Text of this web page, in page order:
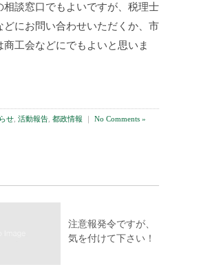
相談窓口でもよいですが、税理士
どにお問い合わせいただくか、市
商工会などにでもよいと思いま
せ 活動報告 都政情報 No Comments »
注意報発令ですが、
気を付けて下さい！